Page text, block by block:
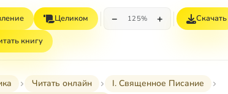
Целиком − 125% + Скачать
книгу
Читать онлайн
I. Священное Писание